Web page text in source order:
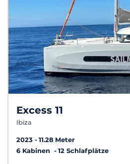
Excess 11
Ibiza
2023
11.28 Meter
6 Kabinen
12 Schlafplätze